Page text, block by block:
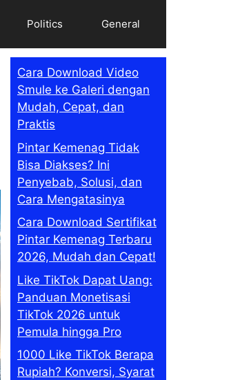
Politics General
Cara Download Video
Smule ke Galeri dengan
Mudah, Cepat, dan
Praktis
Pintar Kemenag Tidak
Bisa Diakses? Ini
Penyebab, Solusi, dan
Cara Mengatasinya
Cara Download Sertifikat
Pintar Kemenag Terbaru
2026, Mudah dan Cepat!
Like TikTok Dapat Uang:
Panduan Monetisasi
TikTok 2026 untuk
Pemula hingga Pro
1000 Like TikTok Berapa
Rupiah? Konversi, Syarat